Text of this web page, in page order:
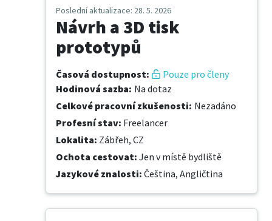
Poslední aktualizace: 28. 5. 2026
Návrh a 3D tisk
prototypů
Časová dostupnost:
Pouze pro členy
Hodinová sazba: Na dotaz
Celkové pracovní zkušenosti: Nezadáno
Profesní stav: Freelancer
Lokalita: Zábřeh, CZ
Ochota cestovat: Jen v místě bydliště
Jazykové znalosti: Čeština, Angličtina